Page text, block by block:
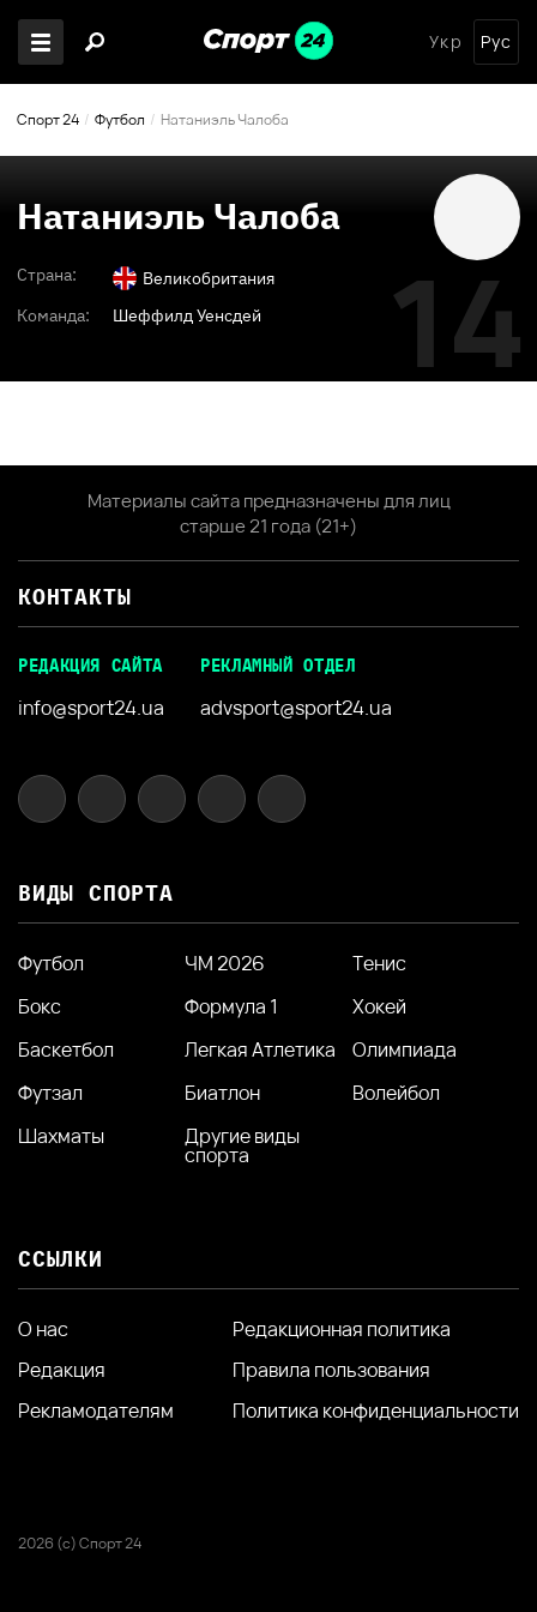
Укр Рус
Спорт 24 Футбол Натаниэль Чалоба
Натаниэль Чалоба
Страна:
Великобритания
Команда:
Шеффилд Уенсдей 14
Материалы сайта предназначены для лиц
старше 21 года (21+)
КОНТАКТЫ
РЕДАКЦИЯ САЙТА
info@sport24.ua
РЕКЛАМНЫЙ ОТДЕЛ
advsport@sport24.ua
ВИДЫ СПОРТА
Футбол ЧМ 2026
Тенис
Бокс
Формула 1
Хокей
Баскетбол
Легкая Атлетика
Олимпиада
Футзал
Биатлон
Волейбол
Шахматы
Другие виды
спорта
ССЫЛКИ
О нас
Редакция
Рекламодателям
Редакционная политика
Правила пользования
Политика конфиденциальности
2026 (с) Спорт 24